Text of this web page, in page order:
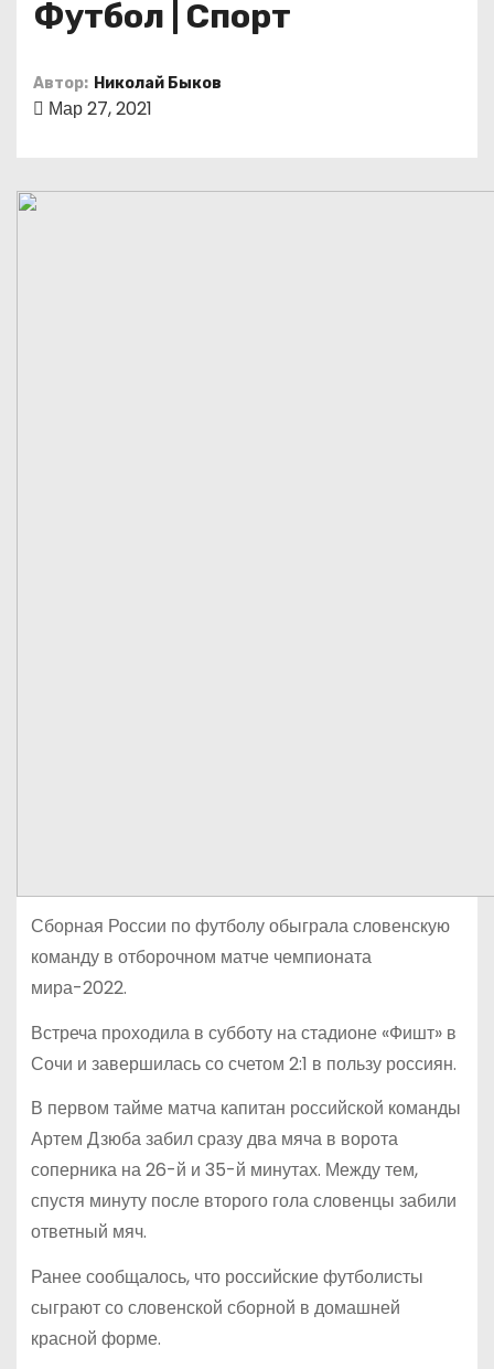
Футбол | Спорт
Автор: Николай Быков
Мар 27, 2021
Сборная России по футболу обыграла словенскую
команду в отборочном матче чемпионата
мира-2022.
Встреча проходила в субботу на стадионе «Фишт» в
Сочи и завершилась со счетом 2:1 в пользу россиян.
В первом тайме матча капитан российской команды
Артем Дзюба забил сразу два мяча в ворота
соперника на 26-й и 35-й минутах. Между тем,
спустя минуту после второго гола словенцы забили
ответный мяч.
Ранее сообщалось, что российские футболисты
сыграют со словенской сборной в домашней
красной форме.